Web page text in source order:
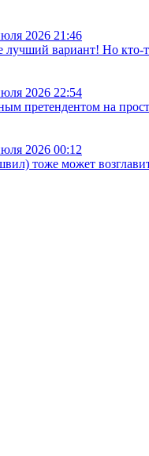
2026 21:46
вариант! Но кто-
2026 22:54
претендентом на
2026 00:12
тоже может